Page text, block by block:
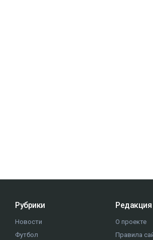
Рубрики
Новости
Футбол
Редакция
О проекте
Правила